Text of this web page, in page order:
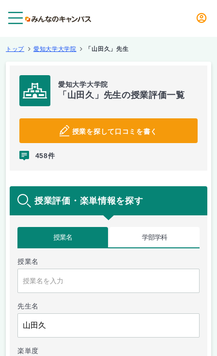
トップ 愛知大学大学院 「山田久」先生
愛知大学大学院
「山田久」先生の授業評価一覧
授業を探して口コミを書く
458件
授業評価・楽単情報を探す
授業名 学部学科
授業名
先生名
楽単度